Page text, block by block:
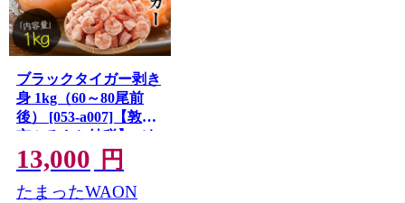
ブラックタイガー剥き
身 1kg（60～80尾前
後） [053-a007]【敦賀
市ふるさと納税】（む
きえび バラ凍結 海鮮
人気 便利 大型 えび エ
ビ 海老 むき海老 海鮮
13,000 円
たまったWAON